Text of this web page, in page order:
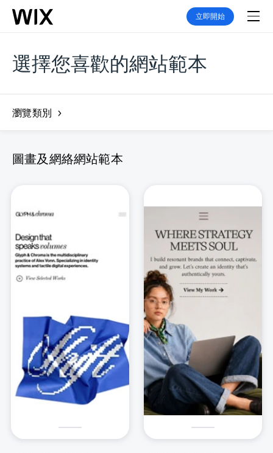
立即開始
選擇您喜歡的網站範本
瀏覽類別
圖畫及網絡網站範本